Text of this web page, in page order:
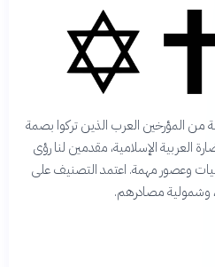
من المؤرخين العرب الذين تركوا بصمة
العربية الإسلامية، مقدمين لنا رؤى
وعصور مهمة. اعتمد التصنيف على
وشمولية مصادرهم.